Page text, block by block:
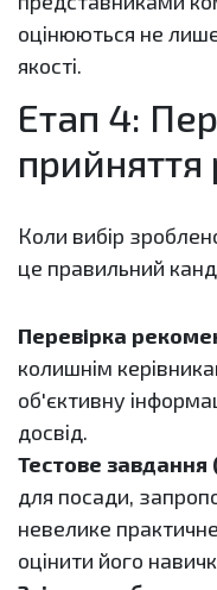
оцінюються не лише
якості.
Етап 4:
прийняття
Коли вибір
це правильний
Перевірка
колишнім
об'єктивну
досвід.
Тестове завдання
для посади,
невелике
оцінити його